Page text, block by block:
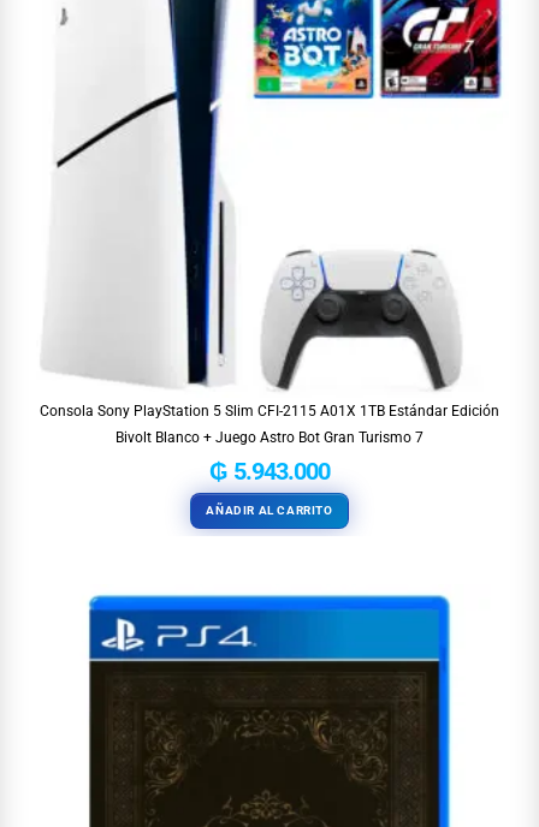
Consola Sony PlayStation 5 Slim CFI-2115 A01X 1TB Estándar Edición
Bivolt Blanco + Juego Astro Bot Gran Turismo 7
₲ 5.943.000
AÑADIR AL CARRITO